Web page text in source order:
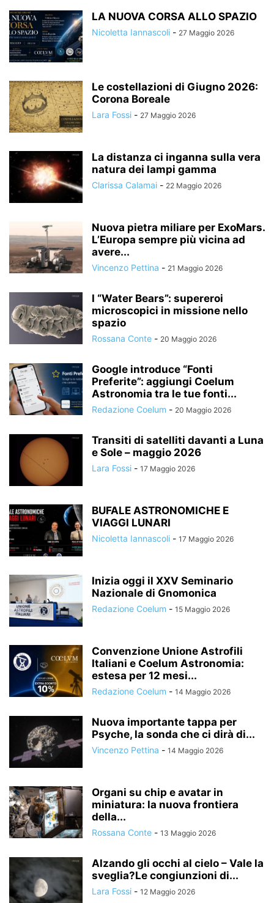
LA NUOVA CORSA ALLO SPAZIO
Nicoletta Iannascoli - 27 Maggio 2026
Le costellazioni di Giugno 2026:
Corona Boreale
Lara Fossi - 27 Maggio 2026
La distanza ci inganna sulla vera
natura dei lampi gamma
Clarissa Calamai - 22 Maggio 2026
Nuova pietra miliare per ExoMars.
L’Europa sempre più vicina ad
avere...
Vincenzo Pettina - 21 Maggio 2026
I “Water Bears”: supereroi
microscopici in missione nello
spazio
Rossana Conte - 20 Maggio 2026
Google introduce “Fonti
Preferite”: aggiungi Coelum
Astronomia tra le tue fonti...
Redazione Coelum - 20 Maggio 2026
Transiti di satelliti davanti a Luna
e Sole – maggio 2026
Lara Fossi - 17 Maggio 2026
BUFALE ASTRONOMICHE E
VIAGGI LUNARI
Nicoletta Iannascoli - 17 Maggio 2026
Inizia oggi il XXV Seminario
Nazionale di Gnomonica
Redazione Coelum - 15 Maggio 2026
Convenzione Unione Astrofili
Italiani e Coelum Astronomia:
estesa per 12 mesi...
Redazione Coelum - 14 Maggio 2026
Nuova importante tappa per
Psyche, la sonda che ci dirà di...
Vincenzo Pettina - 14 Maggio 2026
Organi su chip e avatar in
miniatura: la nuova frontiera
della...
Rossana Conte - 13 Maggio 2026
Alzando gli occhi al cielo – Vale la
sveglia?Le congiunzioni di...
Lara Fossi - 12 Maggio 2026